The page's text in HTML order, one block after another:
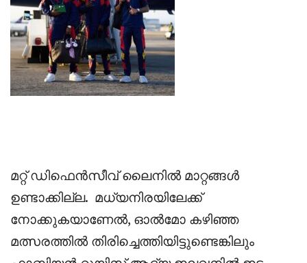
മറ്റ് ഡിഫെൻസീവ് ലൈനിൽ മാറ്റങ്ങൾ
ഉണ്ടാക്കില്ല. മധ്യനിരയിലേക്ക്
നോക്കുകയാണേൽ, ഓൽമോ കഴിഞ്ഞ
മത്സരത്തിൽ തിരിച്ചെത്തിയിട്ടുണ്ടെങ്കിലും